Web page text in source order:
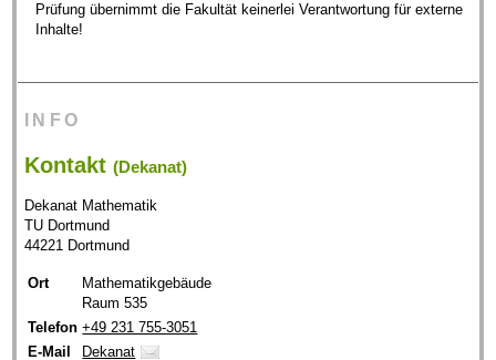
Prüfung übernimmt die Fakultät keinerlei Verantwortung für externe
Inhalte!
INFO
Kontakt(Dekanat)
Dekanat Mathematik
TU Dortmund
44221 Dortmund
Ort
Mathematikgebäude
Raum 535
Telefon +49 231 755-3051
E-Mail
Dekanat